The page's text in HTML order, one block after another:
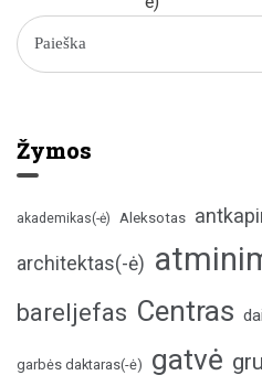
Žymos
akademikas(-ė) Aleksotas
architektas(-ė)
bareljefas Centras
garbės daktaras(-ė) gatvė